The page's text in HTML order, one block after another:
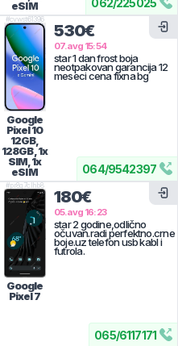
eSIM
064/9542397
#cvwst61396
Google
Pixel 10
12GB,
128GB, 1x
SIM, 1x
eSIM
530€
07.avg 15:54
star 1 dan frost boja
neotpakovan garancija 12
meseci cena fixna bg
065/6117171
#pr8q7clhb8
Google
Pixel 7
180€
05.avg 16:23
star 2 godine,odlično
očuvan.radi perfektno.crne
boje.uz telefon usb kabl i
futrola.